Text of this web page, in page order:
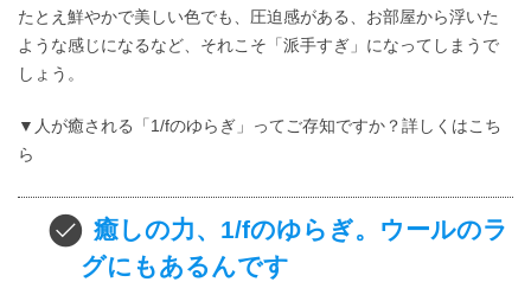
たとえ鮮やかで美しい色でも、圧迫感がある、お部屋から浮いた
ような感じになるなど、それこそ「派手すぎ」になってしまうで
しょう。
▼人が癒される「1/fのゆらぎ」ってご存知ですか？詳しくはこち
ら
癒しの力、1/fのゆらぎ。ウールのラ
グにもあるんです